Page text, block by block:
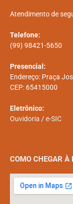
Atendimento de
Telefone:
(99) 98421-5650
Presencial:
Endereço: Praça
CEP: 65415000
Eletrônico:
Ouvidoria /e-SIC
COMO CHEGAR À